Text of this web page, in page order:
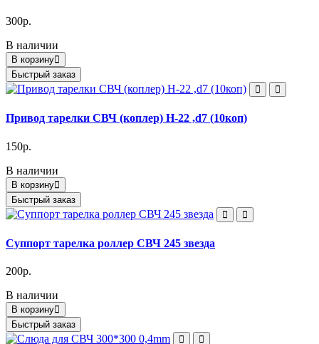
300р.
В наличии
В корзину
Быстрый заказ
Привод тарелки СВЧ (коплер) H-22 ,d7 (10коп)
150р.
В наличии
В корзину
Быстрый заказ
Суппорт тарелка роллер СВЧ 245 звезда
200р.
В наличии
В корзину
Быстрый заказ